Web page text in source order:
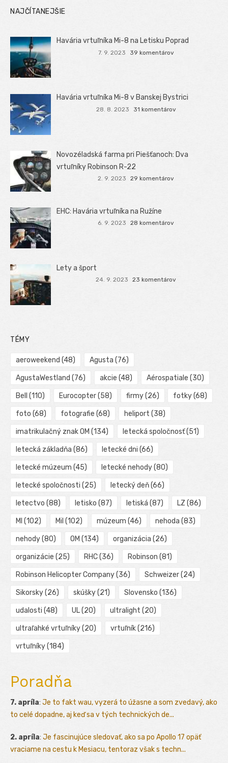
NAJČÍTANEJŠIE
Havária vrtuľníka Mi-8 na Letisku Poprad
7. 9. 2023 39 komentárov
Havária vrtuľníka Mi-8 v Banskej Bystrici
28. 8. 2023 31 komentárov
Novozéladská farma pri Piešťanoch: Dva
vrtuľníky Robinson R-22
2. 9. 2023 29 komentárov
EHC: Havária vrtuľníka na Ružíne
6. 9. 2023 28 komentárov
Lety a šport
24. 9. 2023 23 komentárov
TÉMY
aeroweekend (48) Agusta (76)
AgustaWestland (76) akcie (48) Aérospatiale (30)
Bell (110) Eurocopter(58) firmy(26) fotky(68)
foto (68) fotografie (68) heliport (38)
imatrikulačný znak OM (134) letecká spoločnosť(51)
letecká základňa (86) letecké dni (66)
letecké múzeum (45) letecké nehody(80)
letecké spoločnosti (25) letecký deň(66)
letectvo (88) letisko (87) letiská (87) LZ (86)
MI (102) Mil (102) múzeum (46) nehoda (83)
nehody(80) OM (134) organizácia (26)
organizácie (25) RHC(36) Robinson (81)
Robinson Helicopter Company(36) Schweizer(24)
Sikorsky(26) skúšky(21) Slovensko (136)
udalosti (48) UL(20) ultralight (20)
ultraľahké vrtuľníky(20) vrtuľník(216)
vrtuľníky(184)
Poradňa
7. apríla: Je to fakt wau, vyzerá to úžasne a som zvedavý, ako
to celé dopadne, aj keď sa v tých technických de...
2. apríla: Je fascinujúce sledovať, ako sa po Apollo 17 opäť
vraciame na cestu k Mesiacu, tentoraz však s techn...